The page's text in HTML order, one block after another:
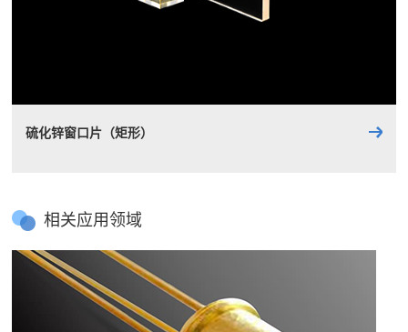
硫化锌窗口片（矩形）
相关应用领域